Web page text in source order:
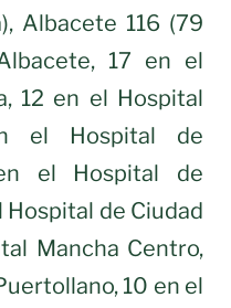
Albacete 116 (79
17 en el
12 en el Hospital
el Hospital de
el Hospital de
Hospital de Ciudad
Mancha Centro,
10 en el